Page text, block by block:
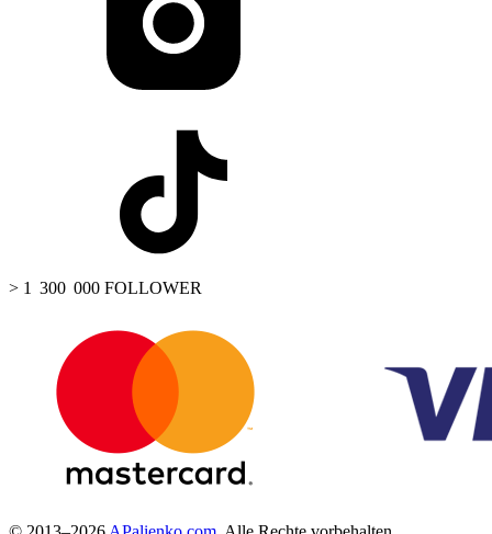
> 1 300 000 FOLLOWER